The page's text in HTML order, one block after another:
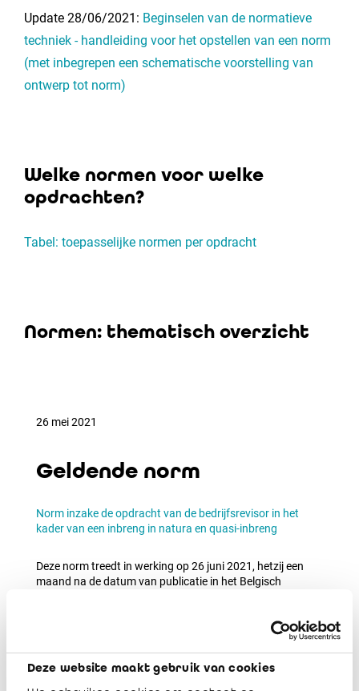
Deze website maakt gebruik van cookies
Update 28/06/2021: Beginselen van de normatieve
techniek - handleiding voor het opstellen van een norm
(met inbegrepen een schematische voorstelling van
ontwerp tot norm)
Welke normen voor welke
opdrachten?
Tabel: toepasselijke normen per opdracht
Normen: thematisch overzicht
26 mei 2021
Geldende norm
Norm inzake de opdracht van de bedrijfsrevisor in het
kader van een inbreng in natura en quasi-inbreng
Deze norm treedt in werking op 26 juni 2021, hetzij een
maand na de datum van publicatie in het Belgisch
normen inzake de conrole
van inbreng in natura en quasi-inbreng (1 april 2002)
opgeheven.